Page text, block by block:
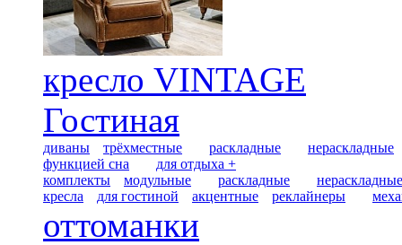
кресло VINTAGE
Гостиная
диваны трёхместные раскладные
нераскладные
функцией сна
для отдыха +
комплекты
модульные раскладные
нераскладные
кресла
для гостиной акцентные реклайнеры
оттоманки